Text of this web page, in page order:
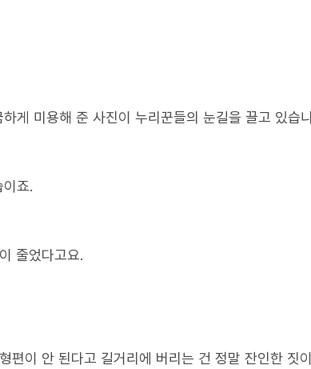
게 미용해 준 사진이 누리꾼들의 눈길을 끌고 있습
죠.
줄었다고요.
편이 안 된다고 길거리에 버리는 건 정말 잔인한 짓